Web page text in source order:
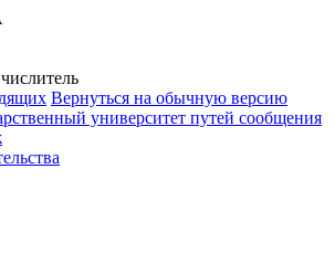
Вернуться на обычную версию